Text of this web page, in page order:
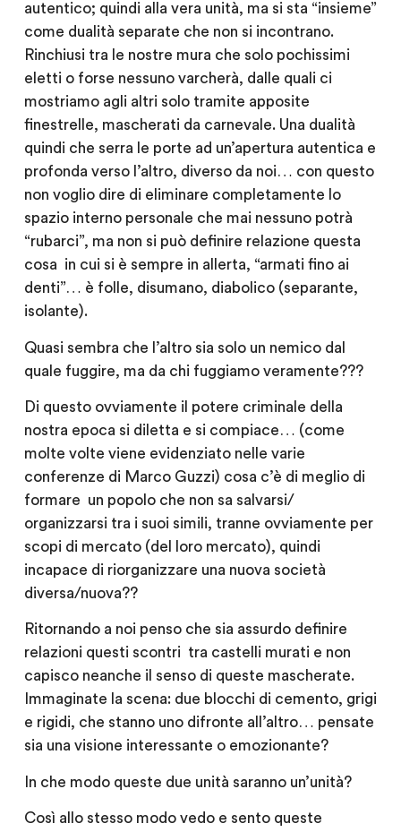
autentico; quindi alla vera unità, ma si sta “insieme”
come dualità separate che non si incontrano.
Rinchiusi tra le nostre mura che solo pochissimi
eletti o forse nessuno varcherà, dalle quali ci
mostriamo agli altri solo tramite apposite
finestrelle, mascherati da carnevale. Una dualità
quindi che serra le porte ad un’apertura autentica e
profonda verso l’altro, diverso da noi… con questo
non voglio dire di eliminare completamente lo
spazio interno personale che mai nessuno potrà
“rubarci”, ma non si può definire relazione questa
cosa in cui si è sempre in allerta, “armati fino ai
denti”… è folle, disumano, diabolico (separante,
isolante).
Quasi sembra che l’altro sia solo un nemico dal
quale fuggire, ma da chi fuggiamo veramente???
Di questo ovviamente il potere criminale della
nostra epoca si diletta e si compiace… (come
molte volte viene evidenziato nelle varie
conferenze di Marco Guzzi) cosa c’è di meglio di
formare un popolo che non sa salvarsi/
organizzarsi tra i suoi simili, tranne ovviamente per
scopi di mercato (del loro mercato), quindi
incapace di riorganizzare una nuova società
diversa/nuova??
Ritornando a noi penso che sia assurdo definire
relazioni questi scontri tra castelli murati e non
capisco neanche il senso di queste mascherate.
Immaginate la scena: due blocchi di cemento, grigi
e rigidi, che stanno uno difronte all’altro… pensate
sia una visione interessante o emozionante?
In che modo queste due unità saranno un’unità?
Così allo stesso modo vedo e sento queste